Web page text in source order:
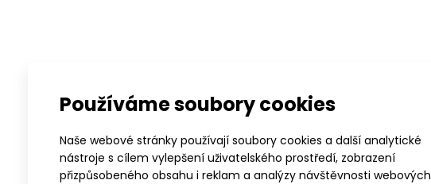
Používáme soubory cookies
Naše webové stránky používají soubory cookies a další analytické
nástroje s cílem vylepšení uživatelského prostředí, zobrazení
přizpůsobeného obsahu i reklam a analýzy návštěvnosti webových